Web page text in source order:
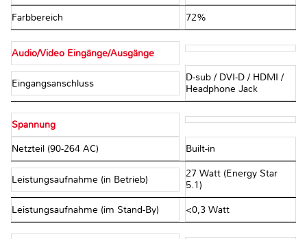
Farbbereich 72%
Audio/Video Eingänge/Ausgänge
Eingangsanschluss
D-sub / DVI-D / HDMI /
Headphone Jack
Spannung
Netzteil (90-264 AC) Built-in
Leistungsaufnahme (in Betrieb)
27 Watt (Energy Star
5.1)
Leistungsaufnahme (im Stand-By) <0,3 Watt